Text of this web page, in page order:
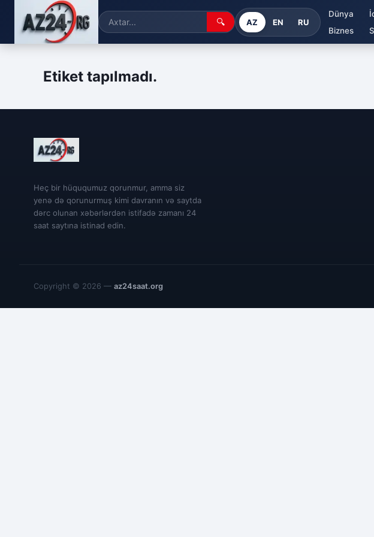
🔍 AZ EN RU
Dünya
Biznes
Etiket tapılmadı.
Heç bir hüququmuz qorunmur, amma siz
yenə də qorunurmuş kimi davranın və saytda
dərc olunan xəbərlərdən istifadə zamanı 24
saat saytına istinad edin.
Copyright © 2026 — az24saat.org